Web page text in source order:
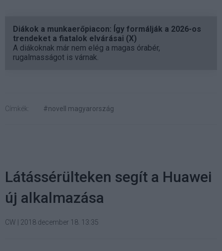
Diákok a munkaerőpiacon: Így formálják a 2026-os
trendeket a fiatalok elvárásai (X)
A diákoknak már nem elég a magas órabér,
rugalmasságot is várnak.
Címkék: #novell magyarország
Látássérülteken segít a Huawei
új alkalmazása
CW 2018 december 18. 13:35